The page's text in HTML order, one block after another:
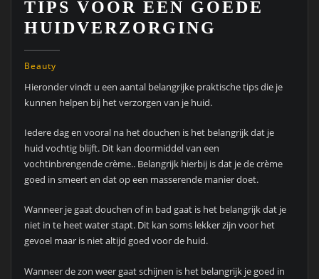
TIPS VOOR EEN GOEDE
HUIDVERZORGING
Beauty
Hieronder vindt u een aantal belangrijke praktische tips die je
kunnen helpen bij het verzorgen van je huid.
Iedere dag en vooral na het douchen is het belangrijk dat je
huid vochtig blijft. Dit kan doormiddel van een
vochtinbrengende crème.. Belangrijk hierbij is dat je de crème
goed in smeert en dat op een masserende manier doet.
Wanneer je gaat douchen of in bad gaat is het belangrijk dat je
niet in te heet water stapt. Dit kan soms lekker zijn voor het
gevoel maar is niet altijd goed voor de huid.
Wanneer de zon weer gaat schijnen is het belangrijk je goed in